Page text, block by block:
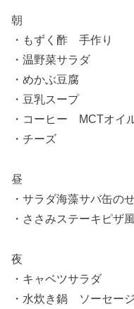
朝
・もずく酢 手作り
・温野菜サラダ
・めかぶ豆腐
・豆乳スープ
・コーヒー MCTオイ
・チーズ
昼
・サラダ海藻サバ缶の
・ささみステーキピザ
夜
・キャベツサラダ
・水炊き鍋 ソーセー